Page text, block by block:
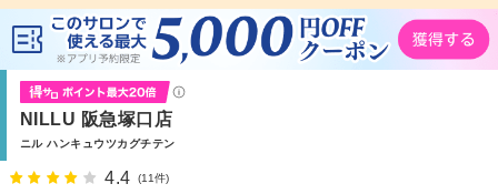
NILLU 阪急塚口店
ニル ハンキュウツカグチテン
4.4 (11件)